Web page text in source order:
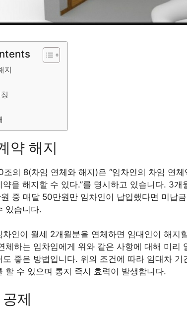
지
약 해지
조의 8(차임 연체와 해지)은 “임차인의 차임 연
약을 해지할 수 있다.”를 명시하고 있습니다. 3
중 매달 50만원만 임차인이 납입했다면 미납
있습니다.
차인이 월세 2개월분을 연체하면 임대인이 해지
체하는 임차임에게 위와 같은 사항에 대해 미리
도 좋은 방법입니다. 위의 조건에 따라 임대차 기
할 수 있으며 통지 즉시 효력이 발생합니다.
제